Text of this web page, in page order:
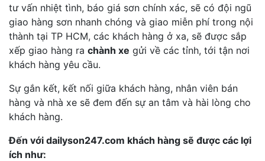
tư vấn nhiệt tình, báo giá sơn chính xác, sẽ có đội ngũ
giao hàng sơn nhanh chóng và giao miễn phí trong nội
thành tại TP HCM, các khách hàng ở xa, sẽ được sắp
xếp giao hàng ra chành xe gửi về các tỉnh, tới tận nơi
khách hàng yêu cầu.
Sự gắn kết, kết nối giữa khách hàng, nhân viên bán
hàng và nhà xe sẽ đem đến sự an tâm và hài lòng cho
khách hàng.
Đến với dailyson247.com khách hàng sẽ được các lợi
ích như: